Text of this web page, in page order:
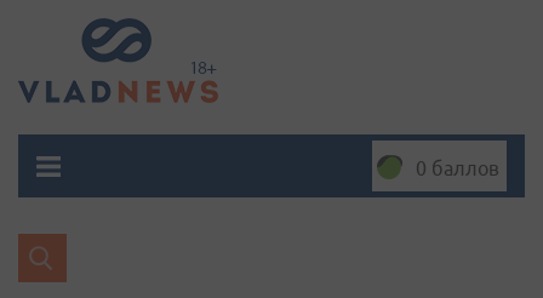
0 баллов